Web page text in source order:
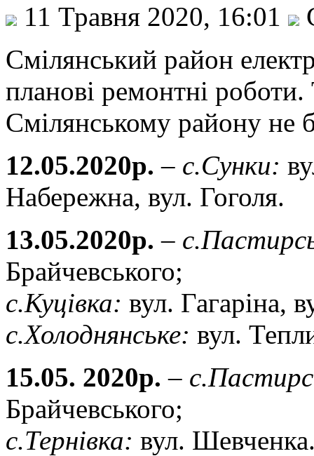
11 Травня 2020, 16:01
Смілянський район
планові ремонтні
Смілянському району не
12.05.2020р.– с.Сунки:
Набережна, вул. Гоголя.
13.05.2020р. –
Брайчевського;
с.Куцівка: вул. Гагарiна,
с.Холоднянське: вул.
15.05. 2020р. –
Брайчевського;
с.Тернiвка: вул.